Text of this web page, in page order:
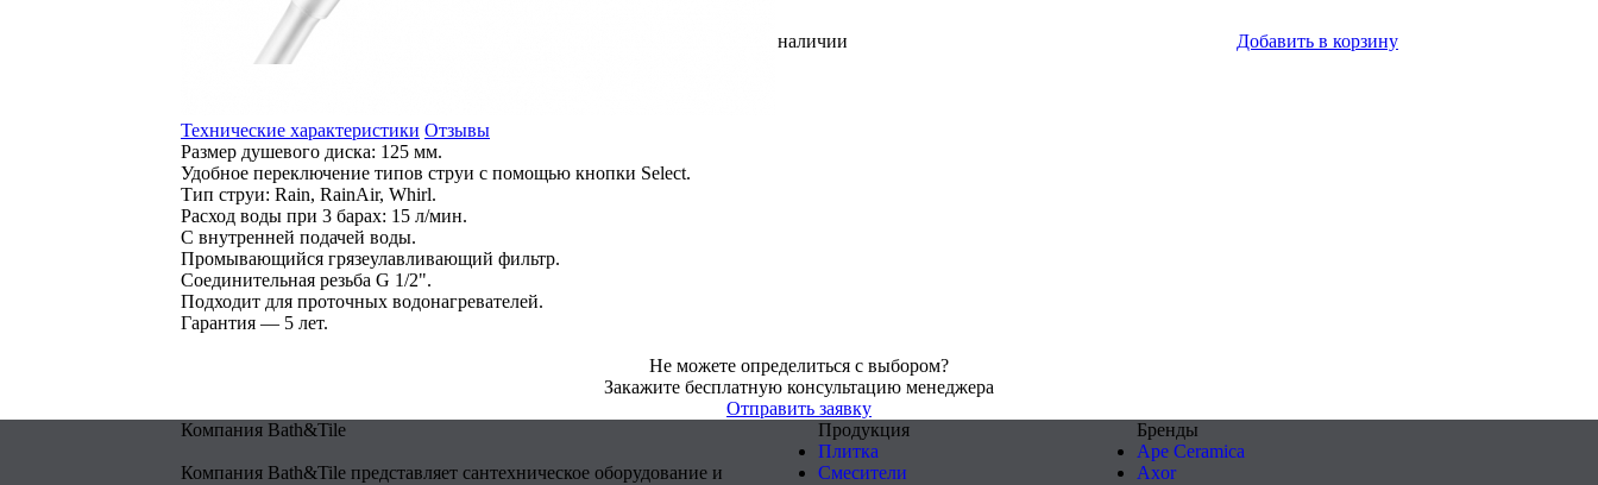
В наличии Добавить в корзину
Технические характеристики Отзывы
Размер душевого диска: 125 мм.
Удобное переключение типов струи с помощью кнопки Select.
Тип струи: Rain, RainAir, Whirl.
Расход воды при 3 барах: 15 л/мин.
С внутренней подачей воды.
Промывающийся грязеулавливающий фильтр.
Соединительная резьба G 1/2".
Подходит для проточных водонагревателей.
Гарантия — 5 лет.
Не можете определиться с выбором?
Закажите бесплатную консультацию менеджера
Отправить заявку
Компания Bath&Tile
Компания Bath&Tile представляет сантехническое оборудование и
Продукция
Плитка
Смесители
Бренды
Ape Ceramica
Axor